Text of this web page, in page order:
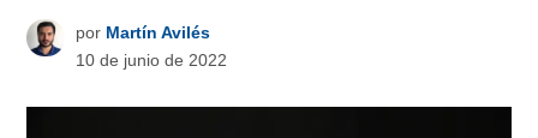
por Martín Avilés
10 de junio de 2022